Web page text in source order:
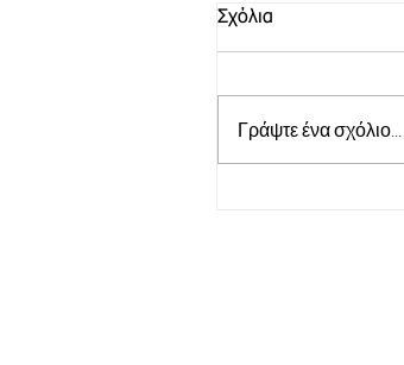
Σχόλια
Γράψτε ένα σχόλιο...